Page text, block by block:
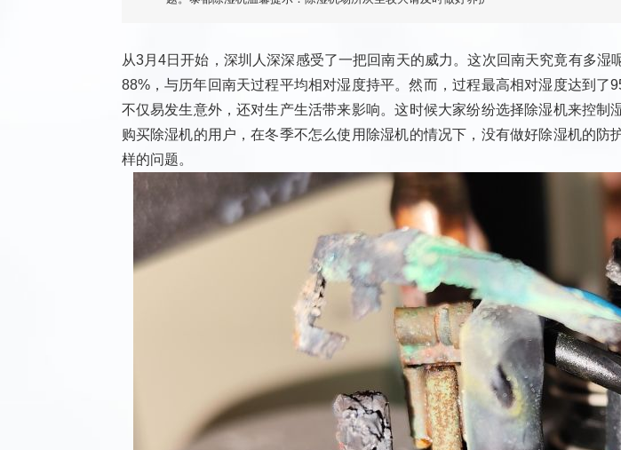
光电半导体防潮柜
科研院校专用防潮柜
从3月4日开始，深圳人深深感受了一把回南天的威力。这次回南天究竟有多湿
88%，与历年回南天过程平均相对湿度持平。然而，过程最高相对湿度达到了
不仅易发生意外，还对生产生活带来影响。这时候大家纷纷选择除湿机来控制
购买除湿机的用户，在冬季不怎么使用除湿机的情况下，没有做好除湿机的防
样的问题。